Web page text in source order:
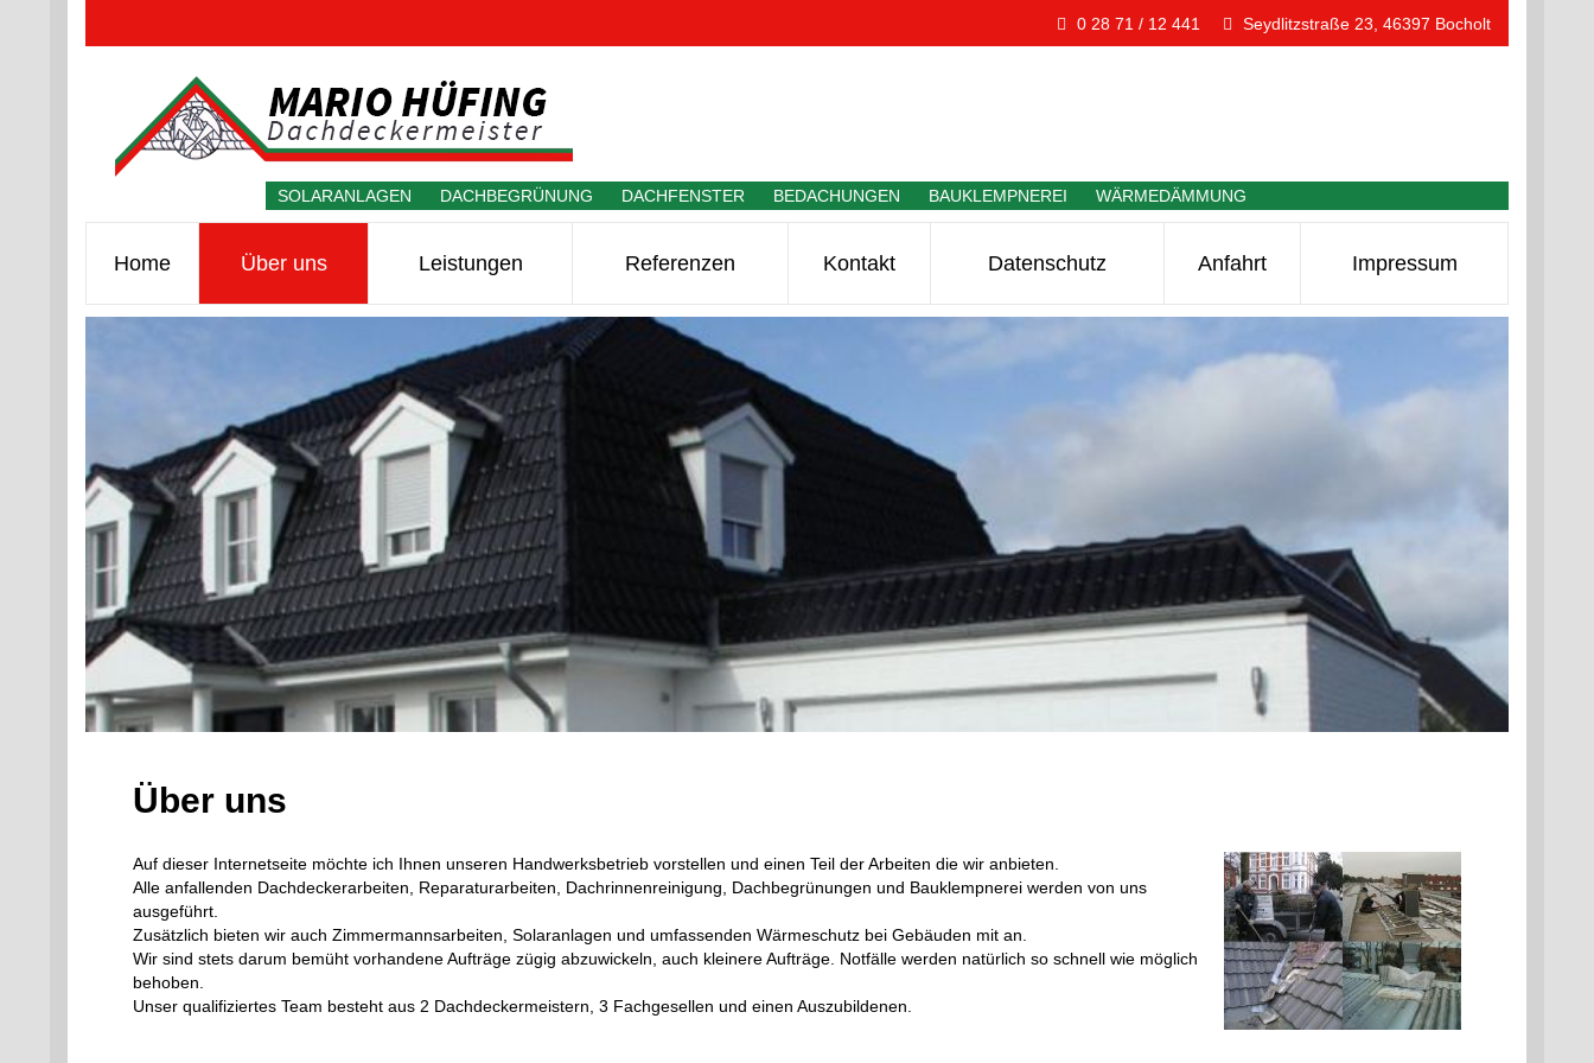
0 28 71 / 12 441 Seydlitzstraße 23, 46397 Bocholt
SOLARANLAGEN DACHBEGRÜNUNG DACHFENSTER BEDACHUNGEN BAUKLEMPNEREI WÄRMEDÄMMUNG
überspringen
Home Über uns Leistungen Referenzen Kontakt Datenschutz Anfahrt Impressum
Über uns
Auf dieser Internetseite möchte ich Ihnen unseren Handwerksbetrieb vorstellen und einen Teil der Arbeiten die wir anbieten.
Alle anfallenden Dachdeckerarbeiten, Reparaturarbeiten, Dachrinnenreinigung, Dachbegrünungen und Bauklempnerei werden von uns
ausgeführt.
Zusätzlich bieten wir auch Zimmermannsarbeiten, Solaranlagen und umfassenden Wärmeschutz bei Gebäuden mit an.
Wir sind stets darum bemüht vorhandene Aufträge zügig abzuwickeln, auch kleinere Aufträge. Notfälle werden natürlich so schnell wie möglich
behoben.
Unser qualifiziertes Team besteht aus 2 Dachdeckermeistern, 3 Fachgesellen und einen Auszubildenen.